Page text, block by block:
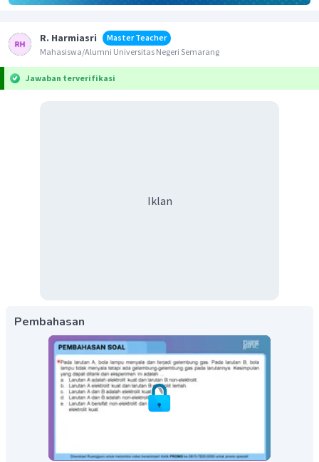
R. Harmiasri
Master Teacher
Mahasiswa/Alumni Universitas Negeri Semarang
Jawaban terverifikasi
Iklan
Pembahasan